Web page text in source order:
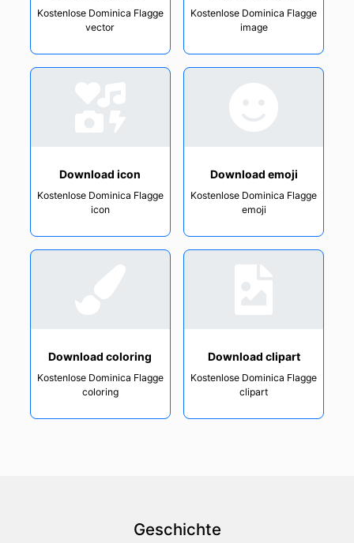
Kostenlose Dominica Flagge
vector
Kostenlose Dominica Flagge
image
Download icon
Kostenlose Dominica Flagge
icon
Download emoji
Kostenlose Dominica Flagge
emoji
Download coloring
Kostenlose Dominica Flagge
coloring
Download clipart
Kostenlose Dominica Flagge
clipart
Geschichte